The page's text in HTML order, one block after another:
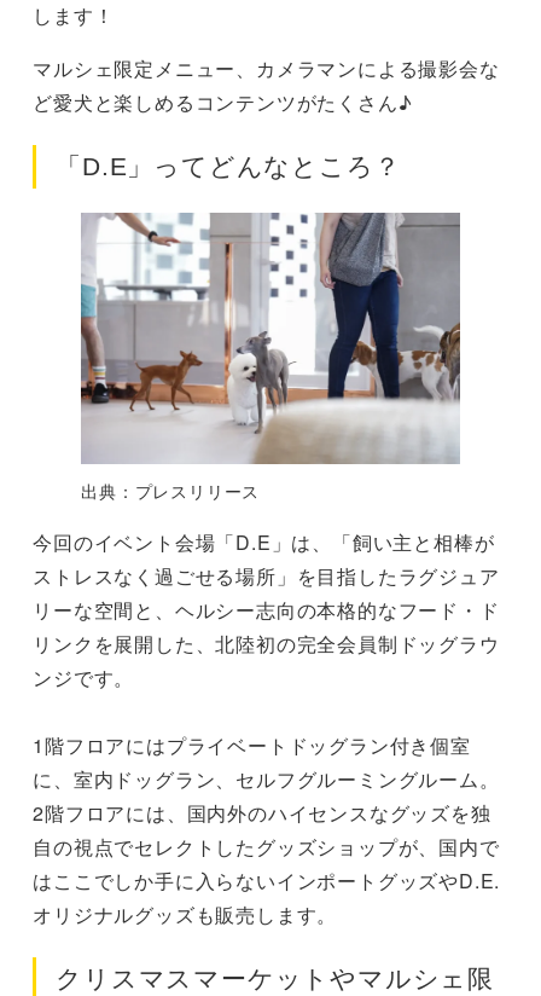
します！
マルシェ限定メニュー、カメラマンによる撮影会な
ど愛犬と楽しめるコンテンツがたくさん♪
「D.E」ってどんなところ？
出典：プレスリリース
今回のイベント会場「D.E」は、「飼い主と相棒が
ストレスなく過ごせる場所」を目指したラグジュア
リーな空間と、ヘルシー志向の本格的なフード・ド
リンクを展開した、北陸初の完全会員制ドッグラウ
ンジです。
1階フロアにはプライベートドッグラン付き個室
に、室内ドッグラン、セルフグルーミングルーム。
2階フロアには、国内外のハイセンスなグッズを独
自の視点でセレクトしたグッズショップが、国内で
はここでしか手に入らないインポートグッズやD.E.
オリジナルグッズも販売します。
クリスマスマーケットやマルシェ限